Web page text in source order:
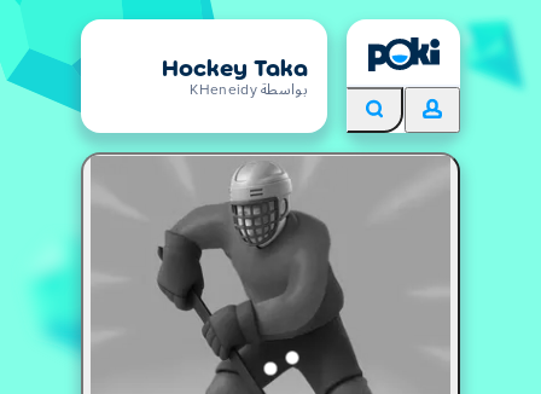
Hockey Taka
بواسطة KHeneidy